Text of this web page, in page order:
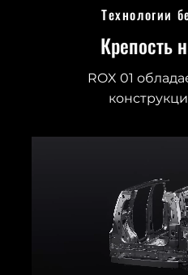
Технологии
Крепость
ROX 01